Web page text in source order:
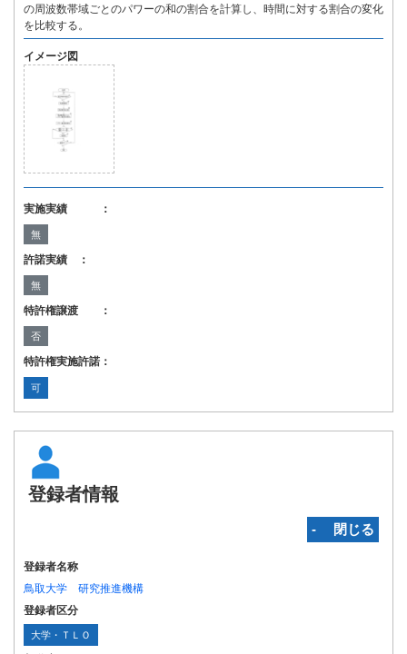
の周波数帯域ごとのパワーの和の割合を計算し、時間に対する割合の変化
を比較する。
イメージ図
実施実績 ：
無
許諾実績 ：
無
特許権譲渡 ：
否
特許権実施許諾：
可
登録者情報
‐ 閉じる
登録者名称
鳥取大学 研究推進機構
登録者区分
大学・ＴＬＯ